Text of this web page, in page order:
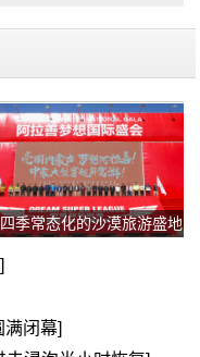
季常态化的沙漠旅游盛地
闭幕]